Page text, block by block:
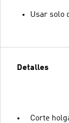
Usar solo
Detalles
Corte